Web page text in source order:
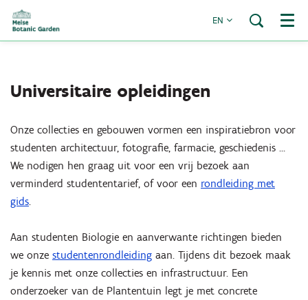
EN Menu
Universitaire opleidingen
Onze collecties en gebouwen vormen een inspiratiebron voor
studenten architectuur, fotografie, farmacie, geschiedenis …
We nodigen hen graag uit voor een vrij bezoek aan
verminderd studententarief, of voor een rondleiding met
gids.
Aan studenten Biologie en aanverwante richtingen bieden
we onze studentenrondleiding aan. Tijdens dit bezoek maak
je kennis met onze collecties en infrastructuur. Een
onderzoeker van de Plantentuin legt je met concrete